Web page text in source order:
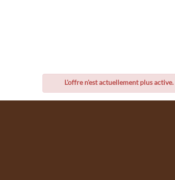
L'offre n'est actuellement plus